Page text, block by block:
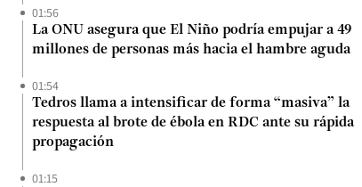
01:56
La ONU asegura que El Niño podría empujar a 49
millones de personas más hacia el hambre aguda
01:54
Tedros llama a intensificar de forma “masiva” la
respuesta al brote de ébola en RDC ante su rápida
propagación
01:15